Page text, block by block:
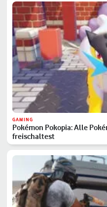
GAMING
Pokémon Pokopia: Alle
freischaltest